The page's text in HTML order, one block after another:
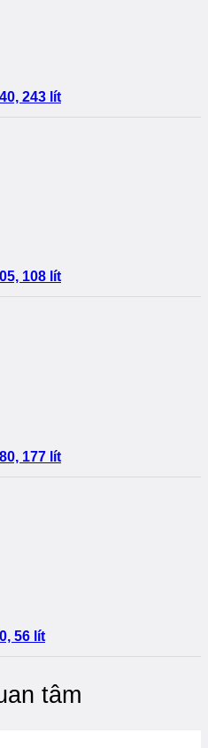
243 lít
108 lít
177 lít
56 lít
tâm